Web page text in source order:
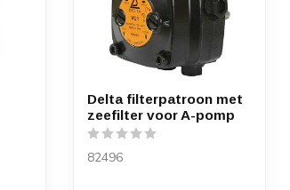
Delta filterpatroon met
zeefilter voor A-pomp
82496